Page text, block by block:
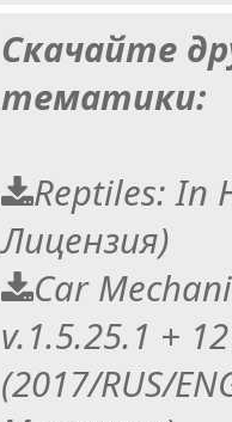
Скачайте
тематики:
Reptiles: In
Лицензия)
Car
v.1.5.25.1 +
(2017/RUS/